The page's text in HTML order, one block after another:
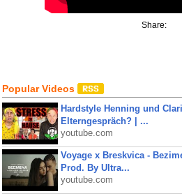
Share:
Popular Videos
Hardstyle Henning und
Elterngespräch? | ...
youtube.com
Voyage x Breskvica -
Prod. By Ultra...
youtube.com